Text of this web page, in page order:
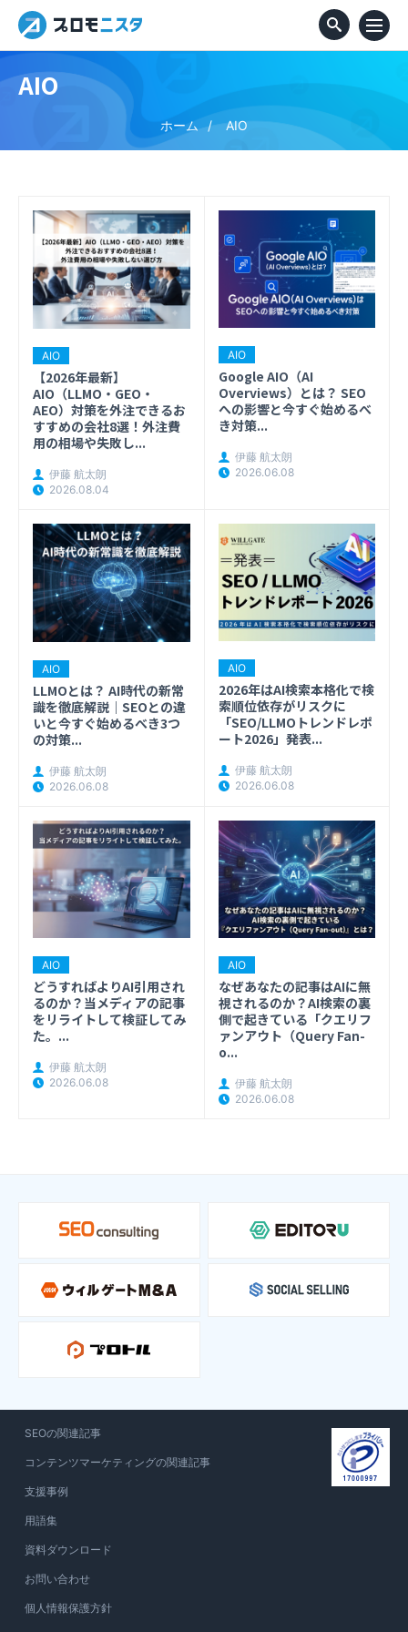
AIO
ホーム AIO
AIO
【2026年最新】
AIO（LLMO・GEO・
AEO）対策を外注できるお
すすめの会社8選！外注費
用の相場や失敗し...
伊藤 航太朗
2026.08.04
AIO
Google AIO（AI
Overviews）とは？ SEO
への影響と今すぐ始めるべ
き対策...
伊藤 航太朗
2026.06.08
AIO
LLMOとは？ AI時代の新常
識を徹底解説｜SEOとの違
いと今すぐ始めるべき3つ
の対策...
伊藤 航太朗
2026.06.08
AIO
2026年はAI検索本格化で検
索順位依存がリスクに
「SEO/LLMOトレンドレポ
ート2026」発表...
伊藤 航太朗
2026.06.08
AIO
どうすればよりAI引用され
るのか？当メディアの記事
をリライトして検証してみ
た。...
伊藤 航太朗
2026.06.08
AIO
なぜあなたの記事はAIに無
視されるのか？AI検索の裏
側で起きている「クエリフ
ァンアウト（Query Fan-
o...
伊藤 航太朗
2026.06.08
SEOの関連記事
コンテンツマーケティングの関連記事
支援事例
用語集
資料ダウンロード
お問い合わせ
個人情報保護方針